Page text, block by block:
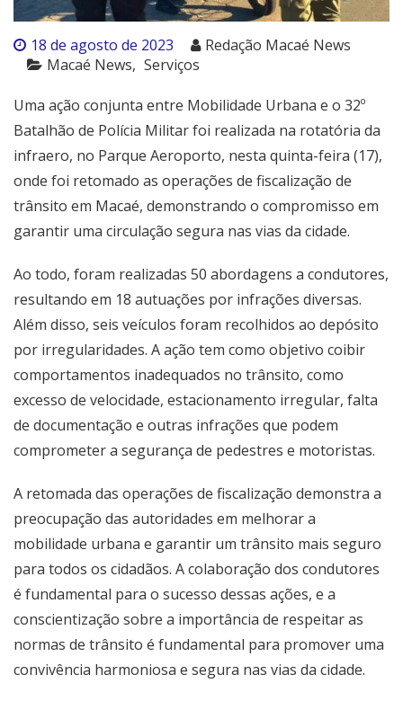
18 de agosto de 2023
Redação Macaé News
Macaé News
Serviços
Uma ação conjunta entre Mobilidade Urbana e o 32º
Batalhão de Polícia Militar foi realizada na rotatória da
infraero, no Parque Aeroporto, nesta quinta-feira (17),
onde foi retomado as operações de fiscalização de
trânsito em Macaé, demonstrando o compromisso em
garantir uma circulação segura nas vias da cidade.
Ao todo, foram realizadas 50 abordagens a condutores,
resultando em 18 autuações por infrações diversas.
Além disso, seis veículos foram recolhidos ao depósito
por irregularidades. A ação tem como objetivo coibir
comportamentos inadequados no trânsito, como
excesso de velocidade, estacionamento irregular, falta
de documentação e outras infrações que podem
comprometer a segurança de pedestres e motoristas.
A retomada das operações de fiscalização demonstra a
preocupação das autoridades em melhorar a
mobilidade urbana e garantir um trânsito mais seguro
para todos os cidadãos. A colaboração dos condutores
é fundamental para o sucesso dessas ações, e a
conscientização sobre a importância de respeitar as
normas de trânsito é fundamental para promover uma
convivência harmoniosa e segura nas vias da cidade.